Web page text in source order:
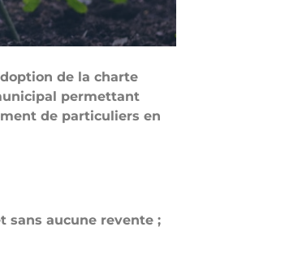
de la charte
permettant
de particuliers en
sans aucune revente ;